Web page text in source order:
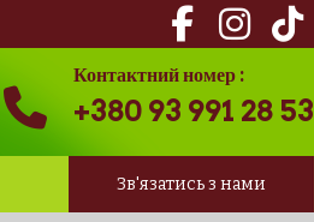
Контактний номер :
+380 93 991 28 53
Зв'язатись з нами